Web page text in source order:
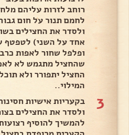
רוחב לזרות עליהם
לחמם תנור על חום
ולסדר את החצילים
אחד על השני) לטפטף
ופלפל שחור לאפות
שהחציל מתגמש לא
החציל יתפורר ולא
המילוי..
3
בקעריות אישיות
ולסדר את החצילים
להמשיך להוסיף